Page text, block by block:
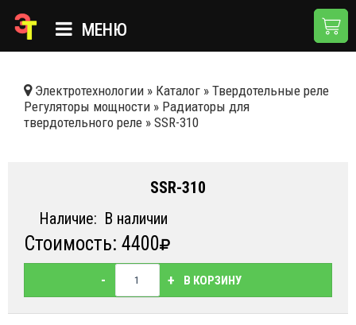
МЕНЮ
КАТАЛОГ
НОВОСТИ
ДОСТАВКА И ОПЛАТА
КОНТАКТЫ
Электротехнологии » Каталог » Твердотельные реле
Регуляторы мощности » Радиаторы для
твердотельного реле » SSR-310
SSR-310
Наличие: В наличии
Стоимость: 4400
- + В КОРЗИНУ